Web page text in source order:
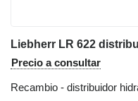
Precio a consultar
Recambio - distribuidor